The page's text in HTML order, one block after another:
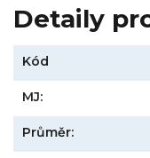
Detaily
Kód
MJ:
Průměr: